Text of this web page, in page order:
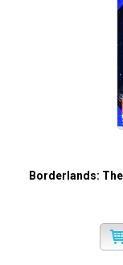
Borderlands: